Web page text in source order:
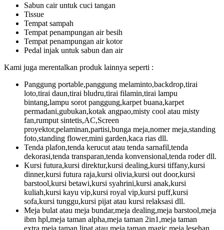
Sabun cair untuk cuci tangan
Tissue
Tempat sampah
Tempat penampungan air besih
Tempat penampungan air kotor
Pedal injak untuk sabun dan air
Kami juga merentalkan produk lainnya seperti :
Panggung portable,panggung melaminto,backdrop,tirai
loto,tirai daun,tirai bludru,tirai filamin,tirai lampu
bintang,lampu sorot panggung,karpet buana,karpet
permadani,gubukan,kotak angpao,misty cool atau misty
fan,rumput sintetis,AC,Screen
proyektor,pelaminan,partisi,bunga meja,nomer meja,standing
foto,standing flower,mini garden,kaca rias dll.
Tenda plafon,tenda kerucut atau tenda sarnafil,tenda
dekorasi,tenda transparan,tenda konvensional,tenda roder dll.
Kursi futura,kursi direktur,kursi dealing,kursi tiffany,kursi
dinner,kursi futura raja,kursi olivia,kursi out door,kursi
barstool,kursi betawi,kursi syahrini,kursi anak,kursi
kuliah,kursi kayu vip,kursi royal vip,kursi puff,kursi
sofa,kursi tunggu,kursi pijat atau kursi relaksasi dll.
Meja bulat atau meja bundar,meja dealing,meja barstool,meja
ibm hpl,meja taman alpha,meja taman 2in1,meja taman
extra,meja taman lipat atau meja taman magic,meja lesehan